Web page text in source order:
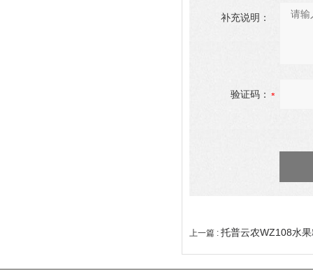
补充说明：
验证码：
上一篇 : 托普云农WZ108水